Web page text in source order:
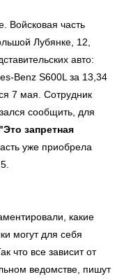
Войсковая часть
Лубянке, 12,
авто:
Benz S600L за 13,34
7 мая. Сотрудник
сообщить, для
"Это запретная
уже приобрела
какие
могут для себя
что все зависит от
ведомстве, пишут